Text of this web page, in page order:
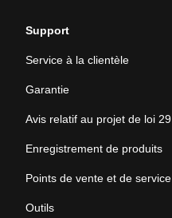
Support
Service à la clientèle
Garantie
Avis relatif au projet de loi 29
Enregistrement de produits
Points de vente et de service
Outils